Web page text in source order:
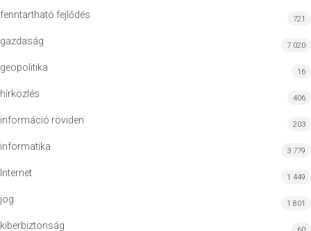
fenntartható fejlődés 721
gazdaság 7 020
geopolitika 16
hírközlés 406
információ röviden 203
informatika 3 779
Internet 1 449
jog 1 801
kiberbiztonság